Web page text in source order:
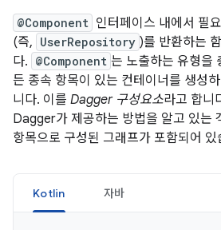
@Component 인터페이스 내에서 필
(즉, UserRepository )를 반환하는
다. @Component 는 노출하는 유형을
든 종속 항목이 있는 컨테이너를 생성
니다. 이를 Dagger 구성요소라고 합니
Dagger가 제공하는 방법을 알고 있는
항목으로 구성된 그래프가 포함되어 있
Kotlin 자바